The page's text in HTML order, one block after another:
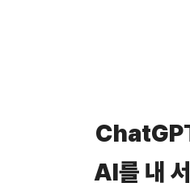
AI를 내